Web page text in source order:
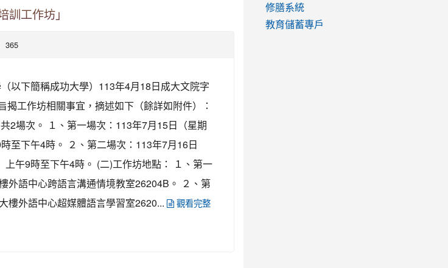
訓工作坊」
365
下簡稱成功大學）113年4月18日成大文院字
工作坊相關事宜，摘述如下（餘詳如附件）：
2場次。 １、第一場次：113年7月15日（星期
至下午4時。 ２、第二場次：113年7月16日
上午9時至下午4時。 (二)工作坊地點： １、第一
外語中心跨語言溝通情境教室26204B。 ２、第
樓外語中心超媒體語言學習室2620...
觀看完整
修膳系統
教育儲蓄專戶